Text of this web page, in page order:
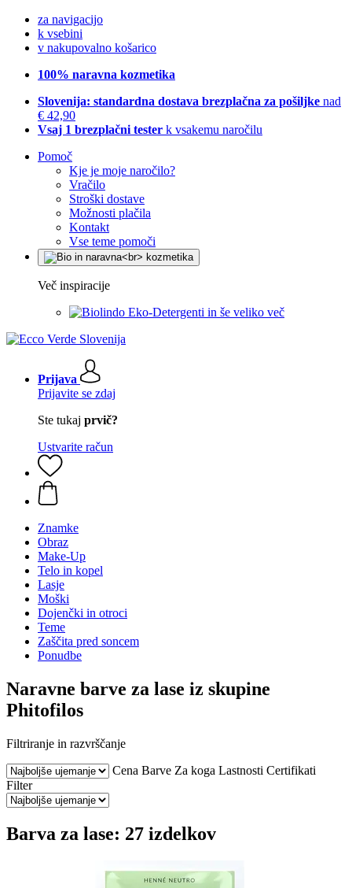
za navigacijo
k vsebini
v nakupovalno košarico
100% naravna kozmetika
Slovenija: standardna dostava brezplačna za pošiljke nad
€ 42,90
Vsaj 1 brezplačni tester k vsakemu naročilu
Pomoč
Kje je moje naročilo?
Vračilo
Stroški dostave
Možnosti plačila
Kontakt
Vse teme pomoči
Več inspiracije
Eko-Detergenti in še veliko več
Prijava
Prijavite se zdaj
Ste tukaj prvič?
Ustvarite račun
Znamke
Obraz
Make-Up
Telo in kopel
Lasje
Moški
Dojenčki in otroci
Teme
Zaščita pred soncem
Ponudbe
Naravne barve za lase iz skupine
Phitofilos
Filtriranje in razvrščanje
Cena Barve Za koga Lastnosti Certifikati
Filter
Barva za lase: 27 izdelkov